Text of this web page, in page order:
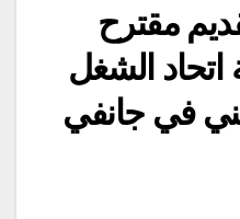
مقترح
اتحاد الشغل
في جانفي